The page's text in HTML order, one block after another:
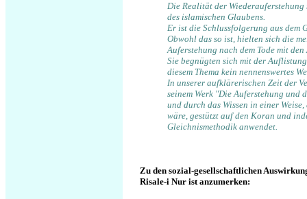
Die Realität der
des islamischen Glaubens.
Er ist die Schlussfolgerung aus dem
Obwohl das so ist, hielten sich die
Auferstehung nach dem Tode mit
Sie begnügten sich mit der
diesem Thema kein nennenswertes
In unserer aufklärerischen Zeit der
seinem Werk "Die Auferstehung und
und durch das Wissen in einer
wäre, gestützt auf den Koran und
Gleichnismethodik anwendet.
Zu den sozial-gesellschaftlichen
Risale-i Nur ist anzumerken: